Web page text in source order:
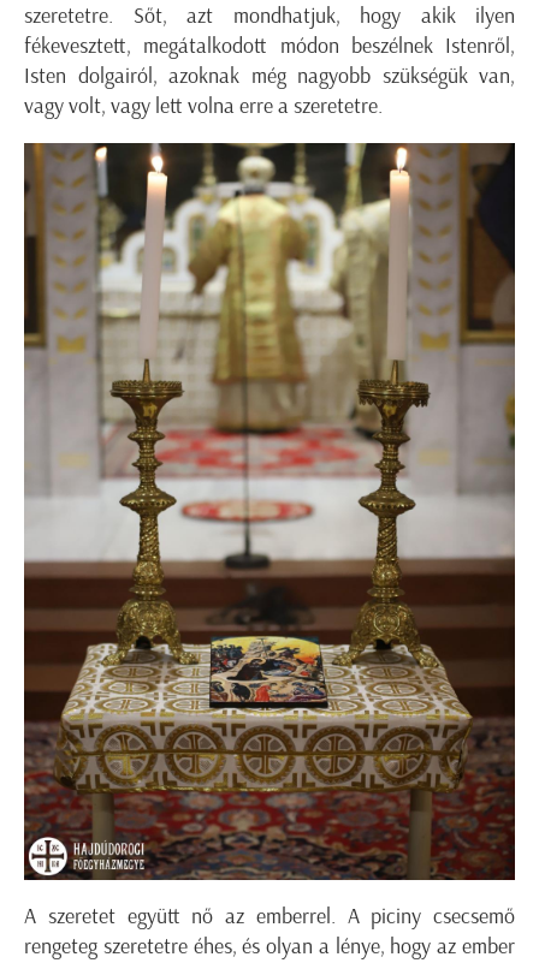
szeretetre. Sőt, azt mondhatjuk, hogy akik ilyen
fékevesztett, megátalkodott módon beszélnek Istenről,
Isten dolgairól, azoknak még nagyobb szükségük van,
vagy volt, vagy lett volna erre a szeretetre.
A szeretet együtt nő az emberrel. A piciny csecsemő
rengeteg szeretetre éhes, és olyan a lénye, hogy az ember